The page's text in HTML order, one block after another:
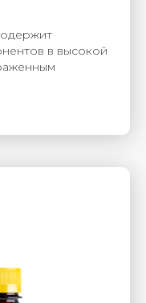
в высокой